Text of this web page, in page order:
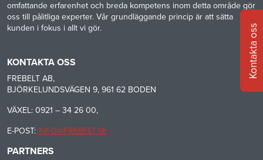
Kontakta oss
omfattande erfarenhet och breda kompetens inom detta område gör
oss till pålitliga experter. Vår grundläggande princip är att sätta
kunden i fokus i allt vi gör.
KONTAKTA OSS
FREBELT AB,
BJÖRKELUNDSVÄGEN 9, 961 62 BODEN
VÄXEL: 0921 – 34 26 00,
E-POST: INFO@FREBELT.SE
PARTNERS